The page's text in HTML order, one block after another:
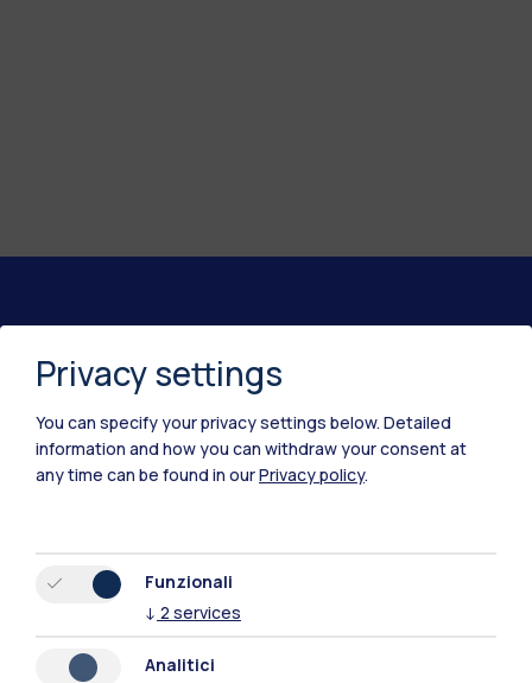
Polimi Community
Tutti i siti dell’ecosistema
Residenze Frontiere
Privacy settings
You can specify your privacy settings below. Detailed
information and how you can withdraw your consent at
any time can be found in ourPrivacy policy.
Funzionali
↓ 2 services
Analitici